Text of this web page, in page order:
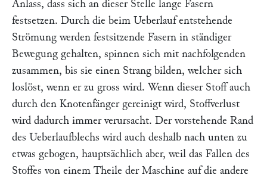
Anlass, dass sich an dieser Stelle lange Fasern
festsetzen. Durch die beim Ueberlauf entstehende
Strömung werden festsitzende Fasern in ständiger
Bewegung gehalten, spinnen sich mit nachfolgenden
zusammen, bis sie einen Strang bilden, welcher sich
loslöst, wenn er zu gross wird. Wenn dieser Stoff auch
durch den Knotenfänger gereinigt wird, Stoffverlust
wird dadurch immer verursacht. Der vorstehende Rand
des Ueberlaufblechs wird auch deshalb nach unten zu
etwas gebogen, hauptsächlich aber, weil das Fallen des
Stoffes von einem Theile der Maschine auf die andere